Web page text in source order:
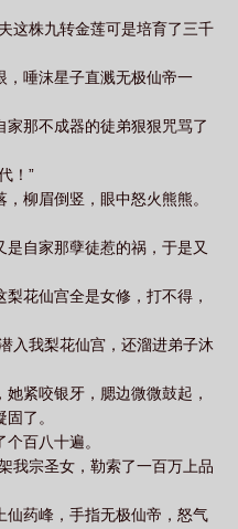
婉约的洛倾城。两人一同冒险
年后，叶辰和洛倾城证道飞
了，各宗门同时开启护宗大
辰引发宗门争锋，面对神秘
界众人展开最终对决，成功
辰也终于明白修炼的意义，
新的时代。
这株九转金莲可是培育了三千
，唾沫星子直溅无极仙帝一
那不成器的徒弟狠狠咒骂了
！”
柳眉倒竖，眼中怒火熊熊。
自家那孽徒惹的祸，于是又
花仙宫全是女修，打不得，
入我梨花仙宫，还溜进弟子沐
紧咬银牙，腮边微微鼓起，
了。
百八十遍。
我宗圣女，勒索了一百万上品
仙药峰，手指无极仙帝，怒气